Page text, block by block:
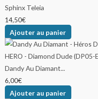
Sphinx Teleia
14,50€
Ajouter au panier
Dandy Au Diamant...
6,00€
Ajouter au panier